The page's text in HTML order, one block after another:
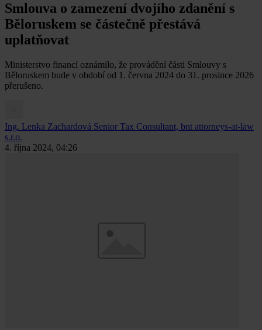
Smlouva o zamezení dvojího zdanění s
Běloruskem se částečně přestává
uplatňovat
Ministerstvo financí oznámilo, že provádění části Smlouvy s
Běloruskem bude v období od 1. června 2024 do 31. prosince 2026
přerušeno.
Ing. Lenka Zachardová Senior Tax Consultant, bnt attorneys-at-law
s.r.o.
4. října 2024, 04:26